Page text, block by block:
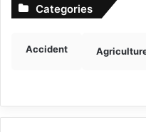
Categories
Accident